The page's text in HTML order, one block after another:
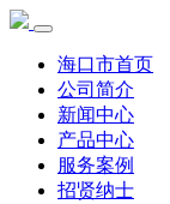
海口市首页
公司简介
新闻中心
产品中心
服务案例
招贤纳士